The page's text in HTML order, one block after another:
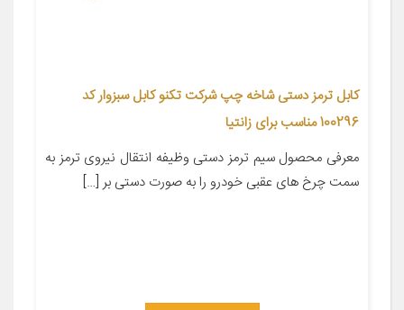
کابل ترمز دستی شاخه چپ شرکت تکنو کابل سبزوار کد
100296 مناسب برای زانتیا
معرفی محصول سیم ترمز دستی وظیفه انتقال نیروی ترمز به
سمت چرخ های عقبی خودرو را به صورت دستی بر […]